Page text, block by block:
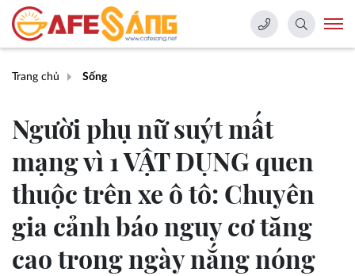
Trang chủ Sống
Người phụ nữ suýt mất
mạng vì 1 VẬT DỤNG quen
thuộc trên xe ô tô: Chuyên
gia cảnh báo nguy cơ tăng
cao trong ngày nắng nóng